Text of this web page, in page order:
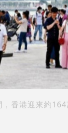
香港迎來約164